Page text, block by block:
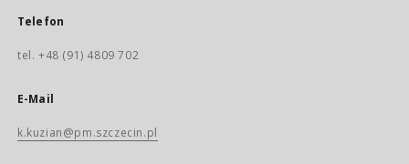
Telefon
tel. +48 (91) 4809 702
E-Mail
k.kuzian@pm.szczecin.pl